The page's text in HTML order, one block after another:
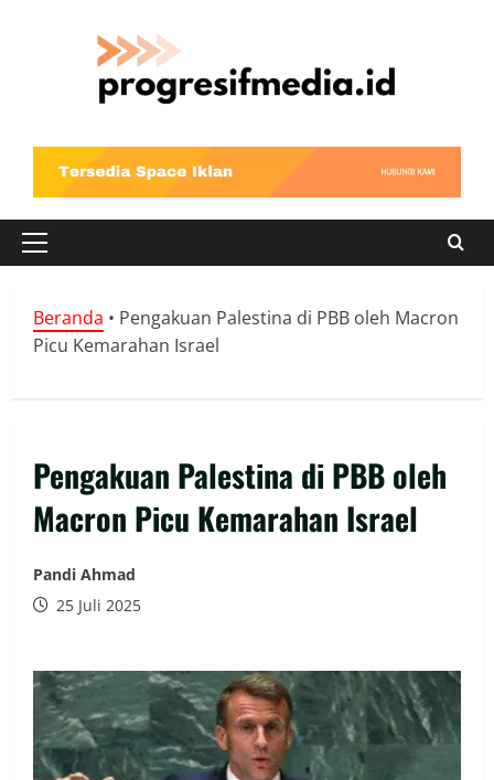
Primary
Beranda • Pengakuan Palestina di PBB oleh Macron
Picu Kemarahan Israel
Pengakuan Palestina di PBB oleh
Macron Picu Kemarahan Israel
Pandi Ahmad
25 Juli 2025